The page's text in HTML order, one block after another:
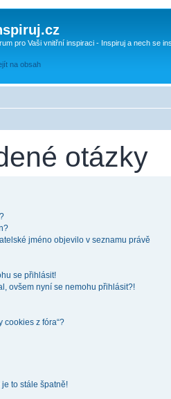
pro Vaši vnitřní inspiraci - Inspiruj a nech se
na obsah
otázky
jméno objevilo v seznamu právě
se přihlásit!
ovšem nyní se nemohu přihlásit?!
cookies z fóra“?
to stále špatně!